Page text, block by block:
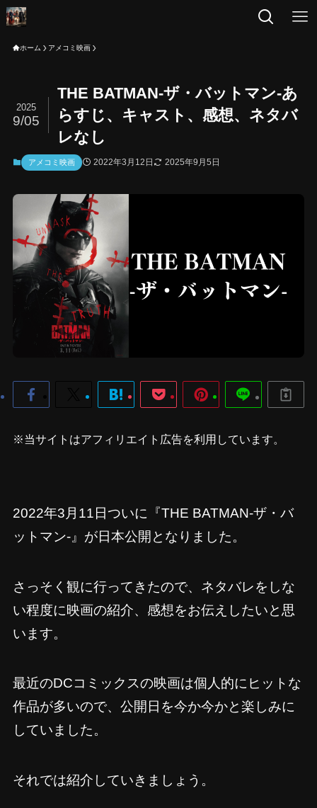
ホーム アメコミ映画
THE BATMAN-ザ・バットマン-あ
らすじ、キャスト、感想、ネタバ
レなし
2025
9/05
アメコミ映画 2022年3月12日 2025年9月5日
※当サイトはアフィリエイト広告を利用しています。
2022年3月11日ついに『THE BATMAN-ザ・バ
ットマン-』が日本公開となりました。
さっそく観に行ってきたので、ネタバレをしな
い程度に映画の紹介、感想をお伝えしたいと思
います。
最近のDCコミックスの映画は個人的にヒットな
作品が多いので、公開日を今か今かと楽しみに
していました。
それでは紹介していきましょう。